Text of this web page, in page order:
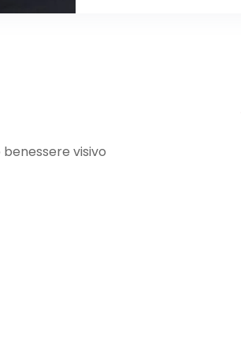
benessere visivo